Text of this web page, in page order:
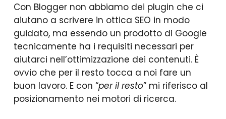
Con Blogger non abbiamo dei plugin che ci
aiutano a scrivere in ottica SEO in modo
guidato, ma essendo un prodotto di Google
tecnicamente ha i requisiti necessari per
aiutarci nell’ottimizzazione dei contenuti. È
ovvio che per il resto tocca a noi fare un
buon lavoro. E con “per il resto” mi riferisco al
posizionamento nei motori di ricerca.